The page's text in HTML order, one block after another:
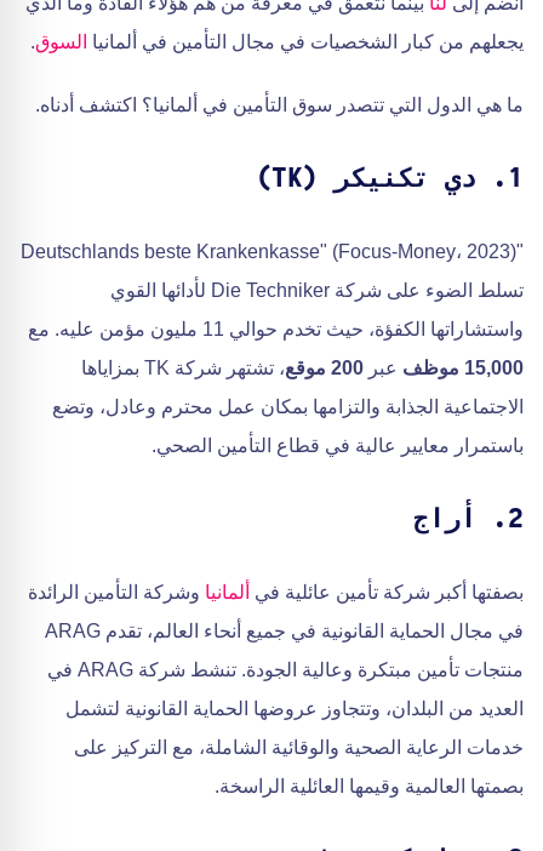
يجعلهم من كبار الشخصيات في مجال التأمين في ألمانيا السوق.
ما هي الدول التي تتصدر سوق التأمين في ألمانيا؟ اكتشف أدناه.
1. دي تكنيكر (TK)
"Deutschlands beste Krankenkasse" (Focus-Money، 2023)
تسلط الضوء على شركة Die Techniker لأدائها القوي
واستشاراتها الكفؤة، حيث تخدم حوالي 11 مليون مؤمن عليه. مع
15,000 موظف
عبر 200 موقع
، تشتهر شركة TK بمزاياها
الاجتماعية الجذابة والتزامها بمكان عمل محترم وعادل، وتضع
باستمرار معايير عالية في قطاع التأمين الصحي.
2. أراج
بصفتها أكبر شركة تأمين عائلية في ألمانيا وشركة التأمين الرائدة
في مجال الحماية القانونية في جميع أنحاء العالم، تقدم ARAG
منتجات تأمين مبتكرة وعالية الجودة. تنشط شركة ARAG في
العديد من البلدان، وتتجاوز عروضها الحماية القانونية لتشمل
خدمات الرعاية الصحية والوقائية الشاملة، مع التركيز على
بصمتها العالمية وقيمها العائلية الراسخة.